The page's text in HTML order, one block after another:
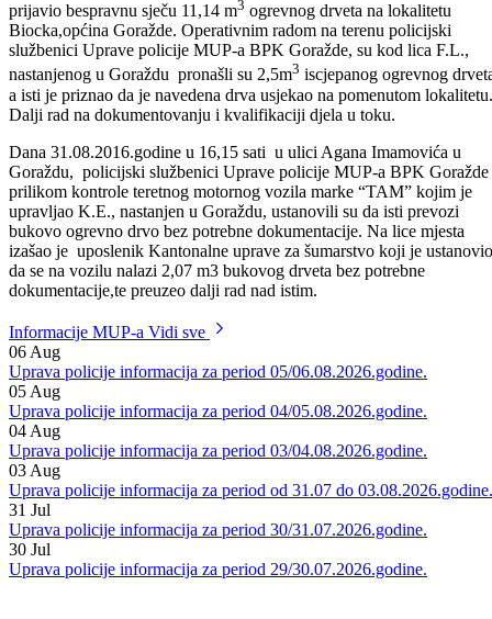
Dana 31.08.2016.godine u 12,50 sati dežurnoj službi policijske
Goražde, obratio se uposlenik Kantonalne uprave za šumarstvo i
prijavio bespravnu sječu 11,14 m
ogrevnog drveta na lokalitetu
Biocka,općina Goražde. Operativnim radom na terenu policijski
službenici Uprave policije MUP-a BPK Goražde, su kod lica F.L.,
3
a isti je priznao da je navedena drva usjekao na pomenutom lokalitetu.
Dalji rad na dokumentovanju i kvalifikaciji djela u toku.
Dana 31.08.2016.godine u 16,15 sati u ulici Agana Imamovića u
Goraždu, policijski službenici Uprave policije MUP-a BPK Goražde
prilikom kontrole teretnog motornog vozila marke “TAM” kojim je
upravljao K.E., nastanjen u Goraždu, ustanovili su da isti prevozi
bukovo ogrevno drvo bez potrebne dokumentacije. Na lice mjesta
da se na vozilu nalazi 2,07 m3 bukovog drveta bez potrebne
dokumentacije,te preuzeo dalji rad nad istim.
Informacije MUP-a
06Aug
Uprava policije informacija za period 05/06.08.2026.godine.
05Aug
Uprava policije informacija za period 04/05.08.2026.godine.
04Aug
Uprava policije informacija za period 03/04.08.2026.godine.
03Aug
Uprava policije informacija za period od 31.07 do 03.08.2026.godine.
31 Jul